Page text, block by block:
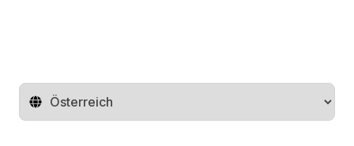
Region ändern